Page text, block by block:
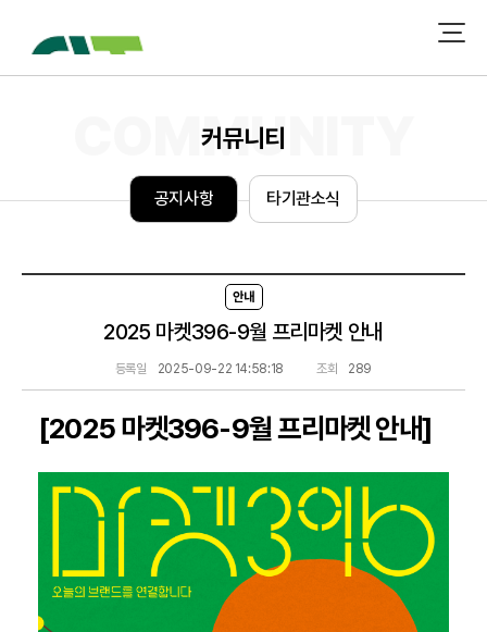
커뮤니티
공지 사항 타기관소식
안내
2025 마켓396-9월 프리마켓 안내
등록일 2025-09-22 14:58:18 조회 289
[2025 마켓396-9월 프리마켓 안내]